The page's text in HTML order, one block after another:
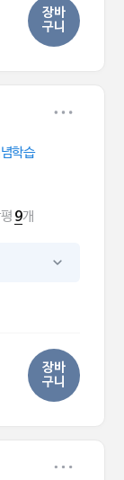
장바
구니
학습
9개
장바
구니